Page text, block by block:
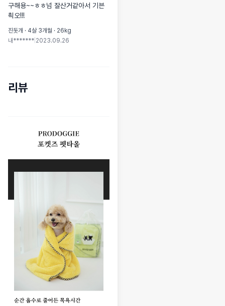
구해용~~ㅎㅎ넘 잘산거같아서 기븐
쵝오!!!
진돗개 · 4살 3개월 · 26kg
내******* 2023.09.26
리뷰